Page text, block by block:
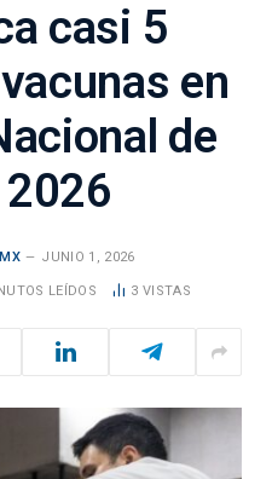
casi 5
en
de
JUNIO 1, 2026
LEÍDOS 3 VISTAS